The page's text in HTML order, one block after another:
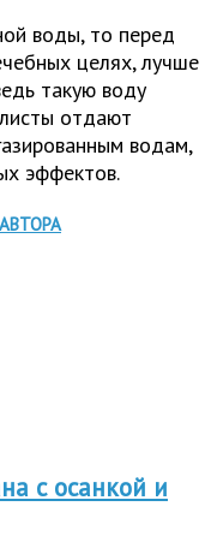
воды, то перед
целях, лучше
такую воду
отдают
водам,
эффектов.
с осанкой и